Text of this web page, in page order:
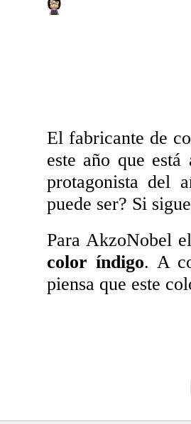
El fabricante de
este año que
protagonista del
puede ser? Si
Para AkzoNobel
color índigo. A
piensa que este